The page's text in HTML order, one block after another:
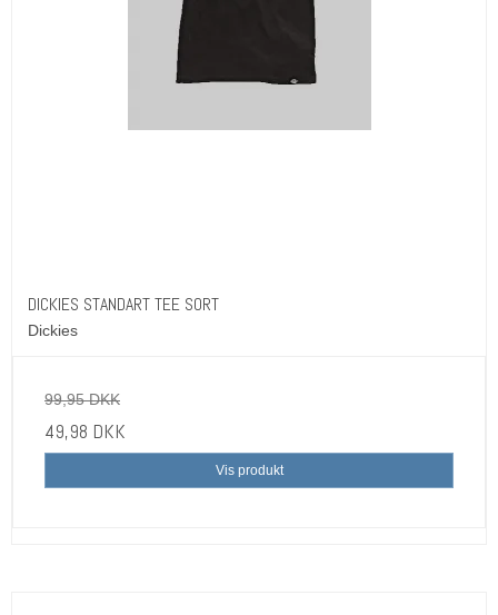
DICKIES STANDART TEE SORT
Dickies
99,95 DKK
49,98 DKK
Vis produkt